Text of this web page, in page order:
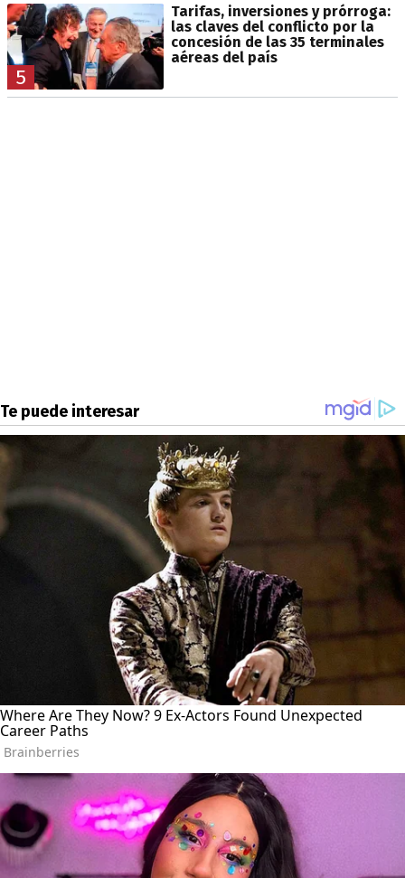
5
Tarifas, inversiones y prórroga:
las claves del conflicto por la
concesión de las 35 terminales
aéreas del país